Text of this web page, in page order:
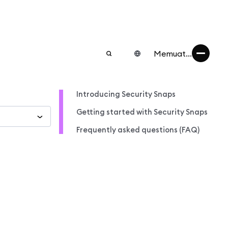
Memuat...
Introducing Security Snaps
Getting started with Security Snaps
Frequently asked questions (FAQ)